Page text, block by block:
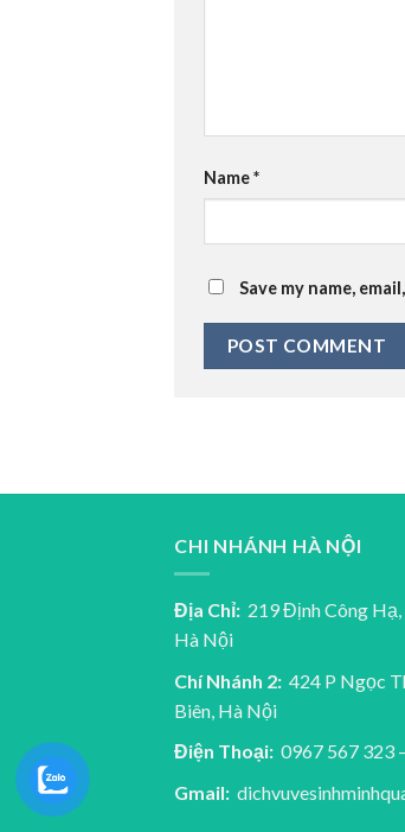
Name*
Save my name,
CHI NHÁNH HÀ NỘI
Địa Chỉ: 219 Định Công
Hà Nội
Chí Nhánh 2: 424 P Ngọc
Biên, Hà Nội
Điện Thoại: 0967 567 323
Gmail: